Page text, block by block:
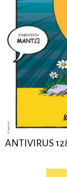
ANTIVIRUS